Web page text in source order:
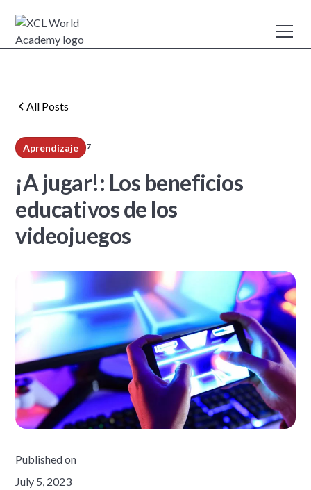
All Posts
Aprendizaje 7
¡A jugar!: Los beneficios
educativos de los
videojuegos
Published on
July 5, 2023